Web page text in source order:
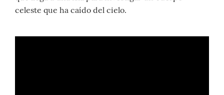
celeste que ha caído del cielo.